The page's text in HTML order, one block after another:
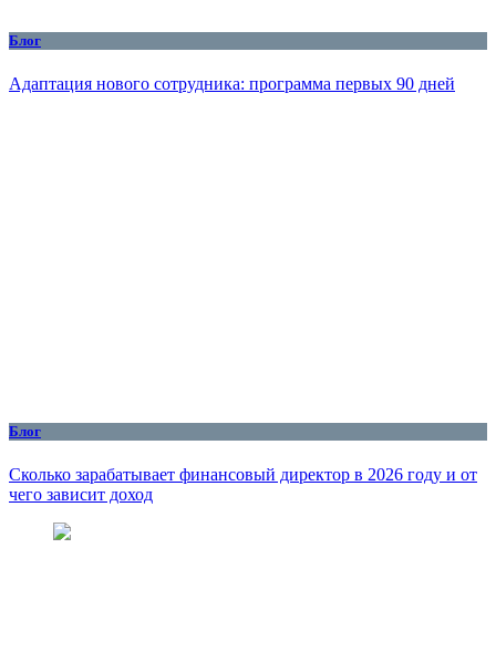
Блог
Адаптация нового сотрудника: программа первых 90 дней
Блог
Сколько зарабатывает финансовый директор в 2026 году и от
чего зависит доход